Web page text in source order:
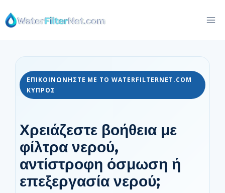
to
content
ΕΠΙΚΟΙΝΩΝΉΣΤΕ ΜΕ ΤΟ WATERFILTERNET.COM
ΚΎΠΡΟΣ
Χρειάζεστε βοήθεια με
φίλτρα νερού,
αντίστροφη όσμωση ή
επεξεργασία νερού;